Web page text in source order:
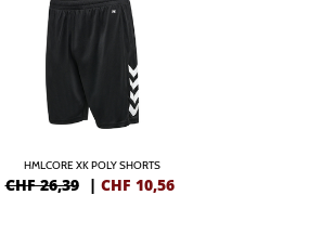
HMLCORE XK POLY SHORTS
CHF 26,39 | CHF 10,56